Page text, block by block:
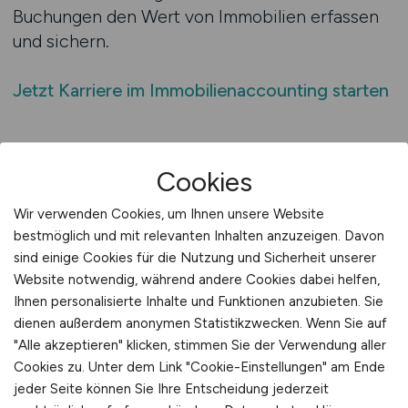
Buchungen den Wert von Immobilien erfassen
und sichern.
Jetzt Karriere im Immobilienaccounting starten
Ihre Vorteile mit FINANZ.JOBS
immobiliennahe Accounting- und
Controllingpositionen:
• Gezielte Jobs für Accountant-Profile in der
Immobilienwirtschaft
• Arbeitgeberprofile mit Angaben zu
Portfoliogröße, Software und Bilanzierungstiefe
• Karriereberatung für Fachkräfte mit Interesse
Cookies
Wir verwenden Cookies, um Ihnen unsere Website
bestmöglich und mit relevanten Inhalten anzuzeigen. Davon
sind einige Cookies für die Nutzung und Sicherheit unserer
Website notwendig, während andere Cookies dabei helfen,
Ihnen personalisierte Inhalte und Funktionen anzubieten. Sie
dienen außerdem anonymen Statistikzwecken. Wenn Sie auf
"Alle akzeptieren" klicken, stimmen Sie der Verwendung aller
Cookies zu. Unter dem Link "Cookie-Einstellungen" am Ende
jeder Seite können Sie Ihre Entscheidung jederzeit